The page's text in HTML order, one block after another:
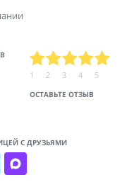
ОСТАВЬТЕ ОТЗЫВ
1 2 3 4 5
С ДРУЗЬЯМИ